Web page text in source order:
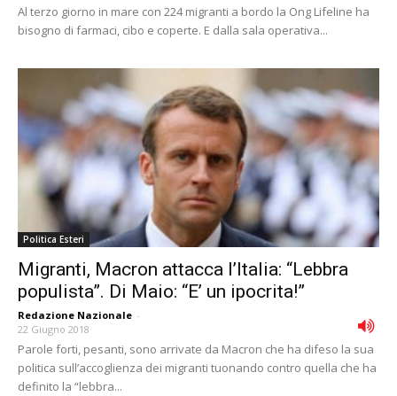
Al terzo giorno in mare con 224 migranti a bordo la Ong Lifeline ha
bisogno di farmaci, cibo e coperte. E dalla sala operativa...
Politica Esteri
Migranti, Macron attacca l’Italia: “Lebbra
populista”. Di Maio: “E’ un ipocrita!”
Redazione Nazionale -
22 Giugno 2018
Parole forti, pesanti, sono arrivate da Macron che ha difeso la sua
politica sull’accoglienza dei migranti tuonando contro quella che ha
definito la “lebbra...